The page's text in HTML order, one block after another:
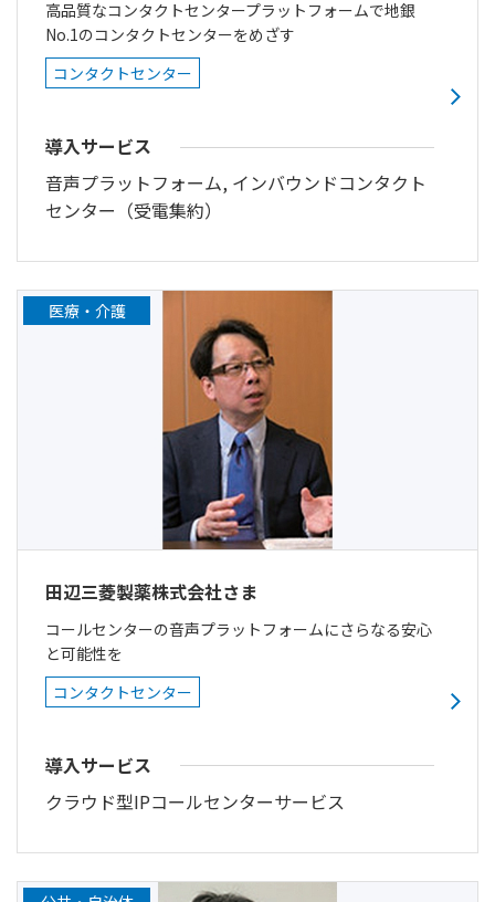
高品質なコンタクトセンタープラットフォームで地銀
No.1のコンタクトセンターをめざす
コンタクトセンター
導入サービス
音声プラットフォーム, インバウンドコンタクト
センター（受電集約）
田辺三菱製薬株式会社さま
コールセンターの音声プラットフォームにさらなる安心
と可能性を
コンタクトセンター
導入サービス
クラウド型IPコールセンターサービス
医療・介護